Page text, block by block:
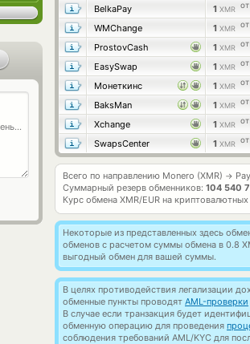
BelkaPay
1 XMR
WMChange
1 XMR
ProstovCash
1 XMR
EasySwap
1 XMR
Монеткинс
1 XMR
BaksMan
1 XMR
Xchange
1 XMR
SwapsCenter
1 XMR
Всего по направлению Monero (XMR) →
Суммарный резерв обменников: 104 540
Курс обмена XMR/EUR на
Некоторые из представленных здесь
обменов с расчетом суммы обмена в 0.8
выгодный обмен для вашей суммы.
В целях противодействия легализации
обменные пункты проводят AML-проверки
В случае если транзакция будет
обменную операцию для проведения
соблюдения требований AML/KYC для